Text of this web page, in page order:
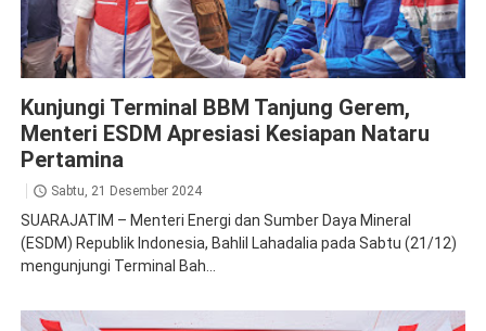
Kunjungi Terminal BBM Tanjung Gerem,
Menteri ESDM Apresiasi Kesiapan Nataru
Pertamina
Sabtu, 21 Desember 2024
SUARAJATIM – Menteri Energi dan Sumber Daya Mineral
(ESDM) Republik Indonesia, Bahlil Lahadalia pada Sabtu (21/12)
mengunjungi Terminal Bah...